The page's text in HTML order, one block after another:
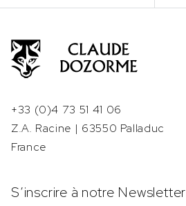
+33 (0)4 73 51 41 06
Z.A. Racine | 63550 Palladuc
France
S’inscrire à notre Newsletter